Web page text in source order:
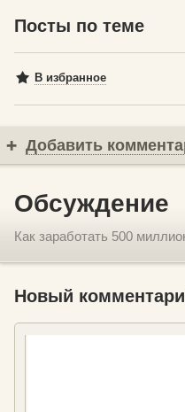
Посты по теме
В избранное
Добавить
Обсуждение
Как заработать 500
Новый